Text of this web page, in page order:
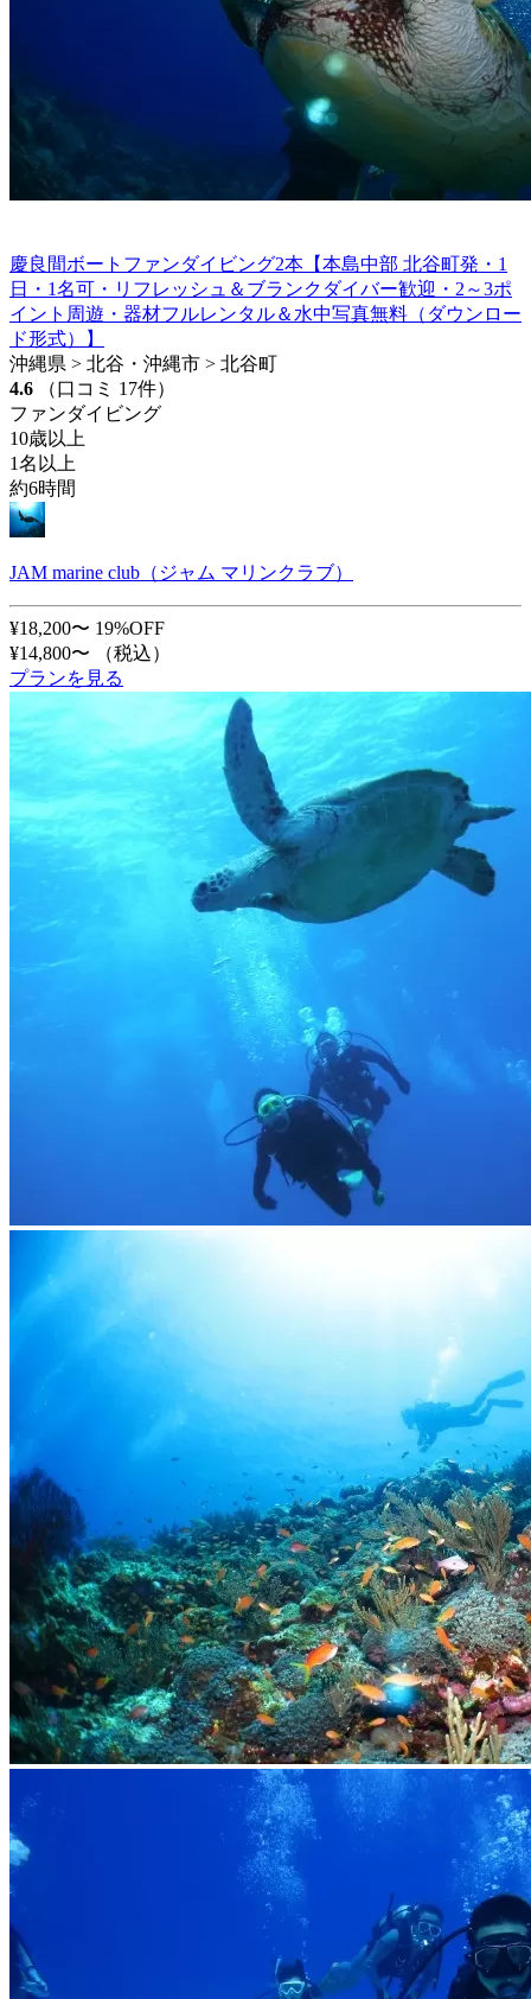
慶良間ボートファンダイビング2本【本島中部 北谷町発・1
日・1名可・リフレッシュ＆ブランクダイバー歓迎・2～3ポ
イント周遊・器材フルレンタル＆水中写真無料（ダウンロー
ド形式）】
沖縄県 > 北谷・沖縄市 > 北谷町
4.6
（口コミ 17件）
ファンダイビング
10歳以上
1名以上
約6時間
JAM marine club（ジャム マリンクラブ）
¥18,200〜 19%OFF
¥14,800〜
（税込）
プランを見る